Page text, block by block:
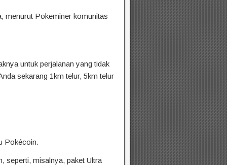
menurut Pokeminer komunitas
untuk perjalanan yang tidak
sekarang 1km telur, 5km telur
Pokécoin.
seperti, misalnya, paket Ultra